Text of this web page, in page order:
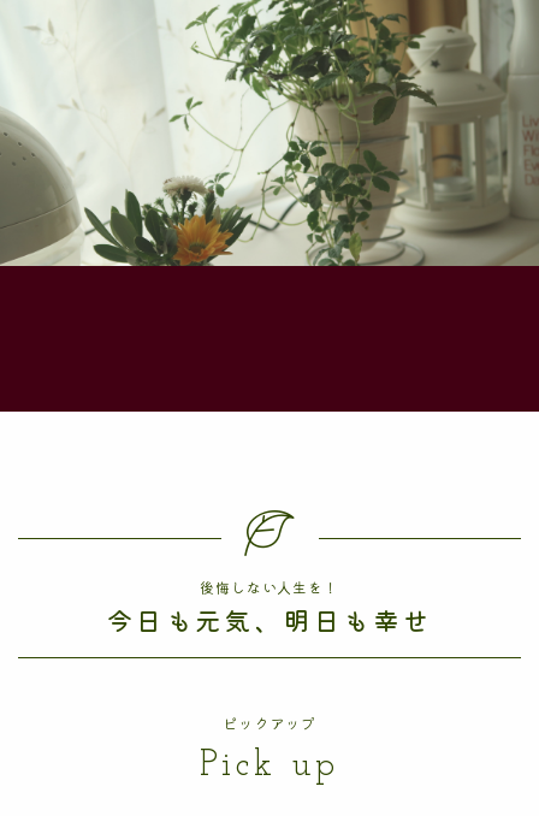
後悔しない人生を！
今日も元気、明日も幸せ
ピックアップ
Pick up